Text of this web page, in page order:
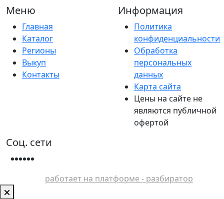
Меню
Главная
Каталог
Регионы
Выкуп
Контакты
Информация
Политика
конфиденциальности
Обработка
персональных
данных
Карта сайта
Цены на сайте не
являются публичной
офертой
Соц. сети
работает на платформе - разбиратор